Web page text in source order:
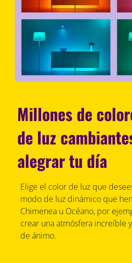
Millones de
de luz
alegrar tu día
Elige el color de luz que
modo de luz dinámico que
Chimenea u Océano, por
crear una atmósfera increíble
de ánimo.